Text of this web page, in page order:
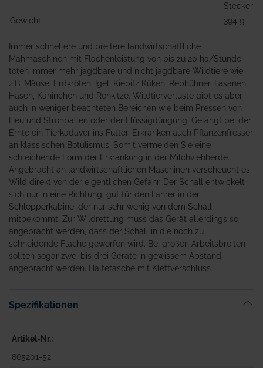
Stecker
Gewicht
394 g
Immer schnellere und breitere landwirtschaftliche
Mähmaschinen mit Flächenleistung von bis zu 20 ha/Stunde
töten immer mehr jagdbare und nicht jagdbare Wildtiere wie
z.B. Mäuse, Erdkröten, Igel, Kiebitz Küken, Rebhühner, Fasanen,
Hasen, Kaninchen und Rehkitze. Wildtierverluste gibt es aber
auch in weniger beachteten Bereichen wie beim Pressen von
Heu und Strohballen oder der Flüssigdüngung. Gelangt bei der
Ernte ein Tierkadaver ins Futter, Erkranken auch Pflanzenfresser
an klassischen Botulismus. Somit vermeiden Sie eine
schleichende Form der Erkrankung in der Milchviehherde.
Angebracht an landwirtschaftlichen Maschinen verscheucht es
Wild direkt von der eigentlichen Gefahr. Der Schall entwickelt
sich nur in eine Richtung, gut für den Fahrer in der
Schlepperkabine, der nur sehr wenig von dem Schall
mitbekommt. Zur Wildrettung muss das Gerät allerdings so
angebracht werden, dass der Schall in die noch zu
schneidende Fläche geworfen wird. Bei großen Arbeitsbreiten
sollten sogar zwei bis drei Geräte in gewissem Abstand
angebracht werden. Haltetasche mit Klettverschluss.
Spezifikationen
Artikel-Nr.
865201-52